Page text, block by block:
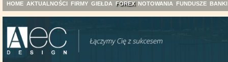
HOME AKTUALNOŚCI FIRMY GIEŁDA FOREX NOTOWANIA FUNDUSZE BANKI